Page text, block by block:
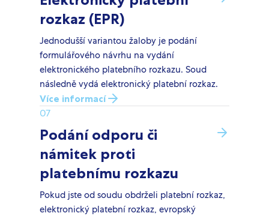
rozkaz (EPR)
Jednodušší variantou žaloby je podání
formulářového návrhu na vydání
elektronického platebního rozkazu. Soud
následně vydá elektronický platební rozkaz.
Více informací
07
Podání odporu či
námitek proti
platebnímu rozkazu
Pokud jste od soudu obdrželi platební rozkaz,
elektronický platební rozkaz, evropský